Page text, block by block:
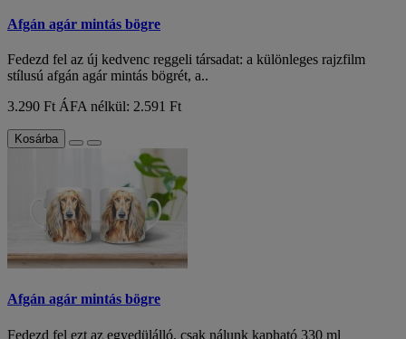
Afgán agár mintás bögre
Fedezd fel az új kedvenc reggeli társadat: a különleges rajzfilm
stílusú afgán agár mintás bögrét, a..
3.290 Ft ÁFA nélkül: 2.591 Ft
Kosárba
Afgán agár mintás bögre
Fedezd fel ezt az egyedülálló, csak nálunk kapható 330 ml